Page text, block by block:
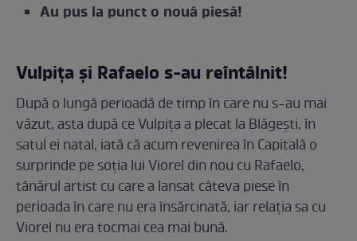
Au pus la punct o nouă piesă!
Vulpița și Rafaelo s-au reîntâlnit!
După o lungă perioadă de timp în care nu s-au mai
văzut, asta după ce Vulpița a plecat la Blăgești, în
satul ei natal, iată că acum revenirea în Capitală o
surprinde pe soția lui Viorel din nou cu Rafaelo,
tânărul artist cu care a lansat câteva piese în
perioada în care nu era însărcinată, iar relația sa cu
Viorel nu era tocmai cea mai bună.